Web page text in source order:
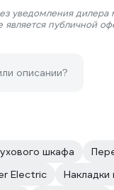
уведомления
является публичной
описании?
шкафа
Electric
Накладки